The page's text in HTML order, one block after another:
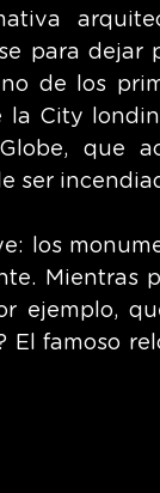
para dejar
de los
la City
que
ser
los
Mientras
ejemplo,
El famoso